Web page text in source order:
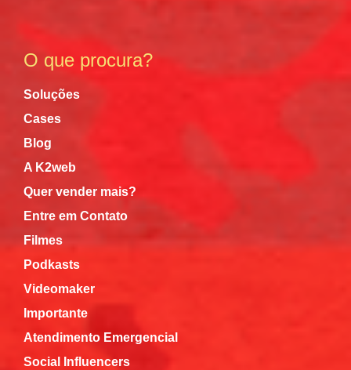
O que procura?
Soluções
Cases
Blog
A K2web
Quer vender mais?
Entre em Contato
Filmes
Podkasts
Videomaker
Importante
Atendimento Emergencial
Social Influencers